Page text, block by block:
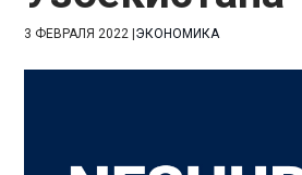
3 ФЕВРАЛЯ 2022 |ЭКОНОМИКА